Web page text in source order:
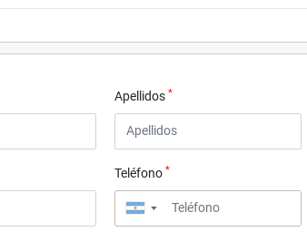
Apellidos *
Teléfono *
▼